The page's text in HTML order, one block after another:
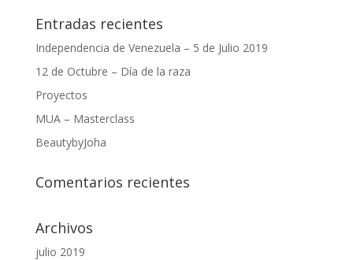
Entradas recientes
Independencia de Venezuela – 5 de Julio 2019
12 de Octubre – Día de la raza
Proyectos
MUA – Masterclass
BeautybyJoha
Comentarios recientes
Archivos
julio 2019